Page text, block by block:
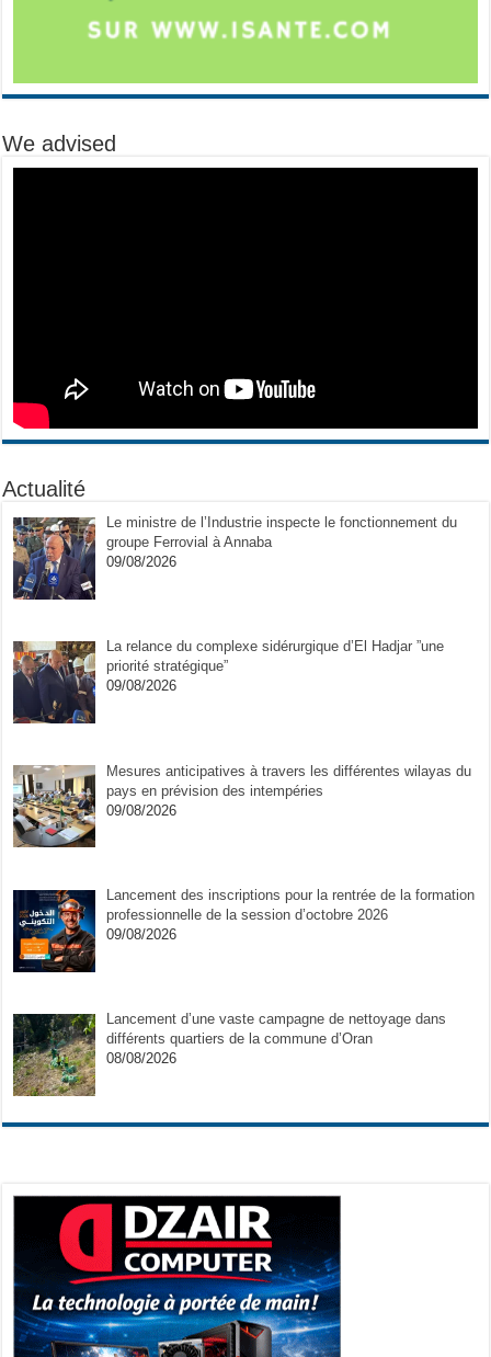
We advised
Actualité
Le ministre de l’Industrie inspecte le fonctionnement du
groupe Ferrovial à Annaba
09/08/2026
La relance du complexe sidérurgique d’El Hadjar ”une
priorité stratégique”
09/08/2026
Mesures anticipatives à travers les différentes wilayas du
pays en prévision des intempéries
09/08/2026
Lancement des inscriptions pour la rentrée de la formation
professionnelle de la session d’octobre 2026
09/08/2026
Lancement d’une vaste campagne de nettoyage dans
différents quartiers de la commune d’Oran
08/08/2026